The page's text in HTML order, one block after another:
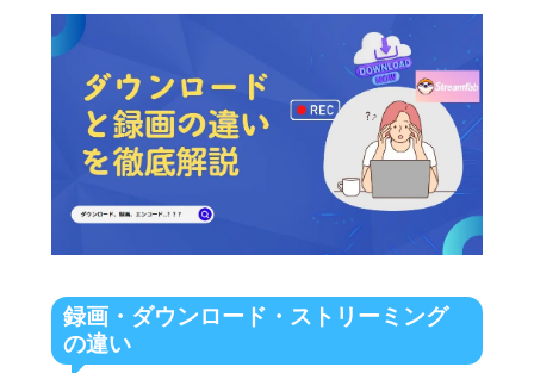
録画・ダウンロード・ストリーミング
の違い